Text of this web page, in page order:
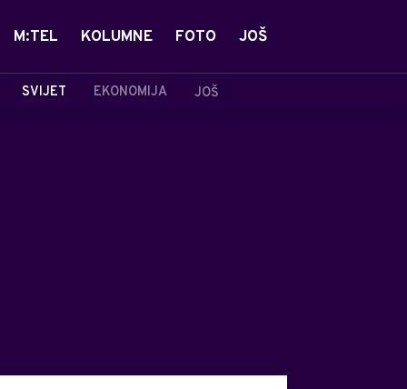
SVIJET EKONOMIJA JOŠ
M:TEL KOLUMNE FOTO JOŠ